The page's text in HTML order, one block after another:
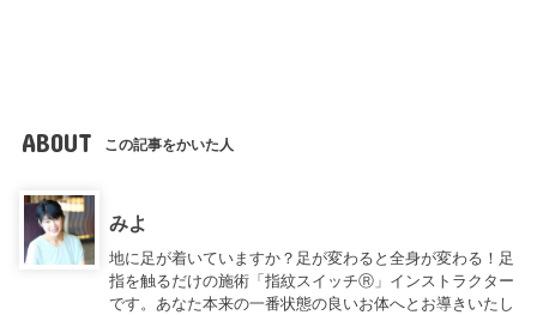
ABOUT この記事をかいた人
みよ
地に足が着いていますか？足が変わると全身が変わる！足
指を触るだけの施術「指紋スイッチⓇ」インストラクター
です。あなた本来の一番状態の良いお体へとお導きいたし